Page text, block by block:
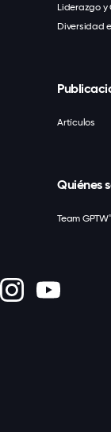
Liderazgo y
Diversidad
Artículos
Quiénes
Team